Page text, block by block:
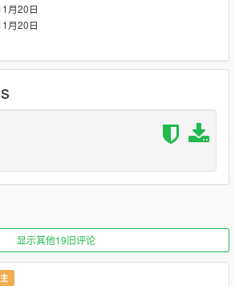
Add-On
navigate to gta5 / mods / x64 / dlcpacks
and drag & drop the "daytona71"
archive
/ update / update.rpf / common / data /
月20日
月20日
显示其他19旧评论